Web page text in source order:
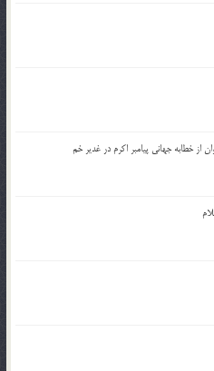
از خطابه جهانی پیامبر اکرم در غدیر خم